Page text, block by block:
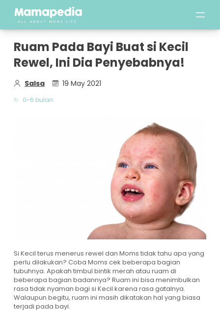
Ruam Pada Bayi Buat si Kecil
Rewel, Ini Dia Penyebabnya!
Salsa 19 May 2021
0-6 bulan
Si Kecil terus menerus rewel dan Moms tidak tahu apa yang
perlu dilakukan? Coba Moms cek beberapa bagian
tubuhnya. Apakah timbul bintik merah atau ruam di
beberapa bagian badannya? Ruam ini bisa menimbulkan
rasa tidak nyaman bagi si Kecil karena rasa gatalnya.
Walaupun begitu, ruam ini masih dikatakan hal yang biasa
terjadi pada bayi.